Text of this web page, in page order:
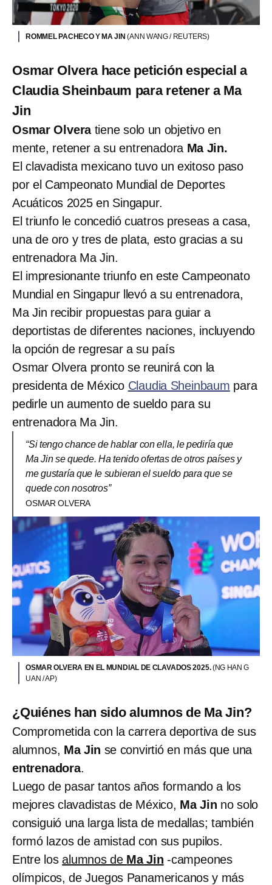
ROMMEL PACHECO Y MA JIN(ANN WANG / REUTERS)
Osmar Olvera hace petición especial a
Claudia Sheinbaum para retener a Ma
Jin
Osmar Olveratiene solo un objetivo en
mente, retener a su entrenadora Ma Jin.
El clavadista mexicano tuvo un exitoso paso
por el Campeonato Mundial de Deportes
Acuáticos 2025 en Singapur.
El triunfo le concedió cuatros preseas a casa,
una de oro y tres de plata, esto gracias a su
entrenadora Ma Jin.
El impresionante triunfo en este Campeonato
Mundial en Singapur llevó a su entrenadora,
Ma Jin recibir propuestas para guiar a
deportistas de diferentes naciones, incluyendo
la opción de regresar a su país
Osmar Olvera pronto se reunirá con la
presidenta de México Claudia Sheinbaum para
pedirle un aumento de sueldo para su
entrenadora Ma Jin.
“Si tengo chance de hablar con ella, le pediría que
Ma Jin se quede. Ha tenido ofertas de otros países y
me gustaría que le subieran el sueldo para que se
quede con nosotros”
OSMAR OLVERA
OSMAR OLVERA EN EL MUNDIAL DE CLAVADOS 2025.(NG HAN G
UAN / AP)
¿Quiénes han sido alumnos de Ma Jin?
Comprometida con la carrera deportiva de sus
alumnos, Ma Jin se convirtió en más que una
entrenadora.
Luego de pasar tantos años formando a los
mejores clavadistas de México, Ma Jin no solo
consiguió una larga lista de medallas; también
formó lazos de amistad con sus pupilos.
Entre losalumnos de Ma Jin -campeones
olímpicos, de Juegos Panamericanos y más